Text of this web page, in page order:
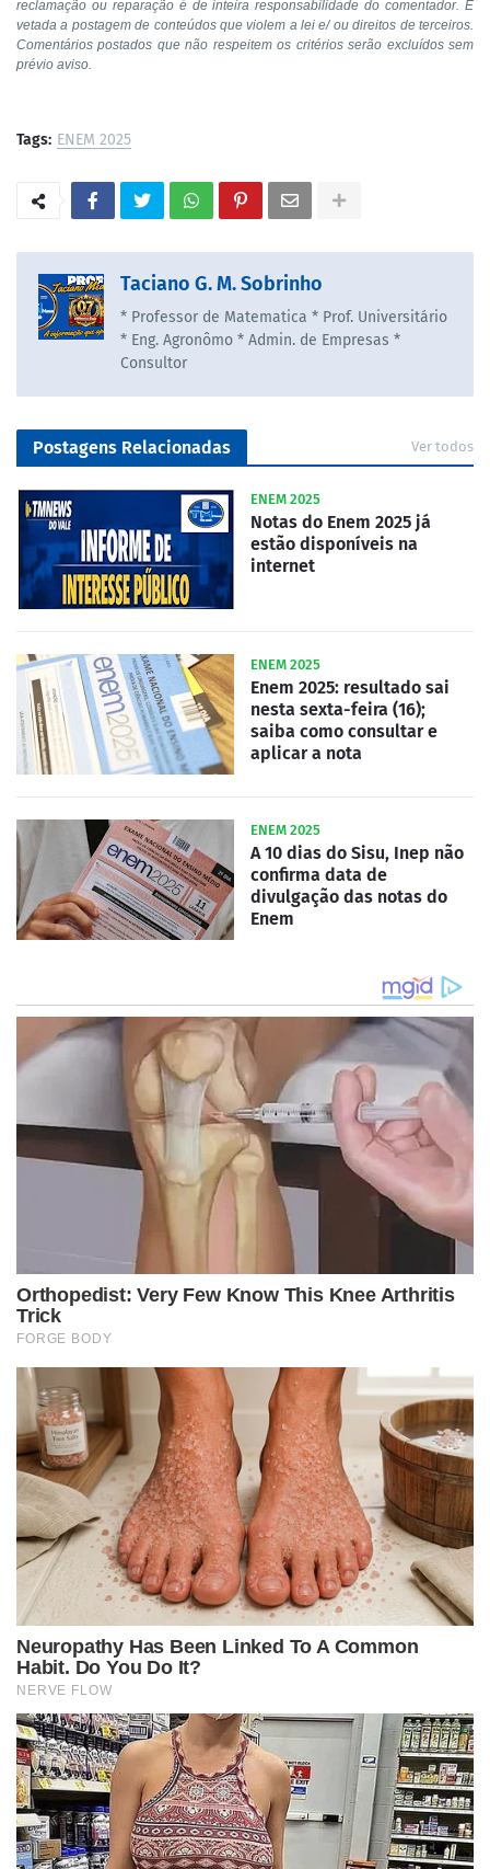
reclamação ou reparação é de inteira responsabilidade do comentador. É
vetada a postagem de conteúdos que violem a lei e/ ou direitos de terceiros.
Comentários postados que não respeitem os critérios serão excluídos sem
prévio aviso.
Tags: ENEM 2025
Taciano G. M. Sobrinho
* Professor de Matematica * Prof. Universitário
* Eng. Agronômo * Admin. de Empresas *
Consultor
Postagens Relacionadas Ver todos
ENEM 2025
Notas do Enem 2025 já
estão disponíveis na
internet
ENEM 2025
Enem 2025: resultado sai
nesta sexta-feira (16);
saiba como consultar e
aplicar a nota
ENEM 2025
A 10 dias do Sisu, Inep não
confirma data de
divulgação das notas do
Enem